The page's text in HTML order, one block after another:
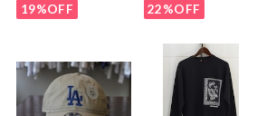
19%OFF 22%OFF